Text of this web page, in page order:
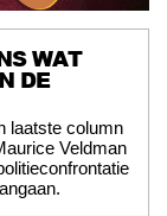
WAT
DE
laatste column
Veldman